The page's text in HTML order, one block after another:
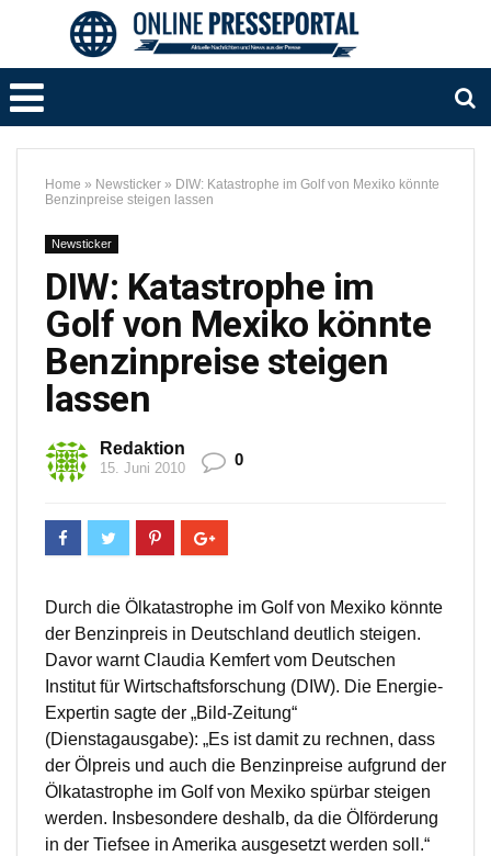
Home » Newsticker » DIW: Katastrophe im Golf von Mexiko könnte
Benzinpreise steigen lassen
Newsticker
DIW: Katastrophe im
Golf von Mexiko könnte
Benzinpreise steigen
lassen
Redaktion
15. Juni 2010 0
Durch die Ölkatastrophe im Golf von Mexiko könnte
der Benzinpreis in Deutschland deutlich steigen.
Davor warnt Claudia Kemfert vom Deutschen
Institut für Wirtschaftsforschung (DIW). Die Energie-
Expertin sagte der „Bild-Zeitung“
(Dienstagausgabe): „Es ist damit zu rechnen, dass
der Ölpreis und auch die Benzinpreise aufgrund der
Ölkatastrophe im Golf von Mexiko spürbar steigen
werden. Insbesondere deshalb, da die Ölförderung
in der Tiefsee in Amerika ausgesetzt werden soll.“